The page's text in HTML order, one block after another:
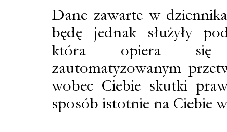
Dane zawarte w
będę jednak służyły
która opiera się
zautomatyzowanym
wobec Ciebie skutki
sposób istotnie na Ciebie